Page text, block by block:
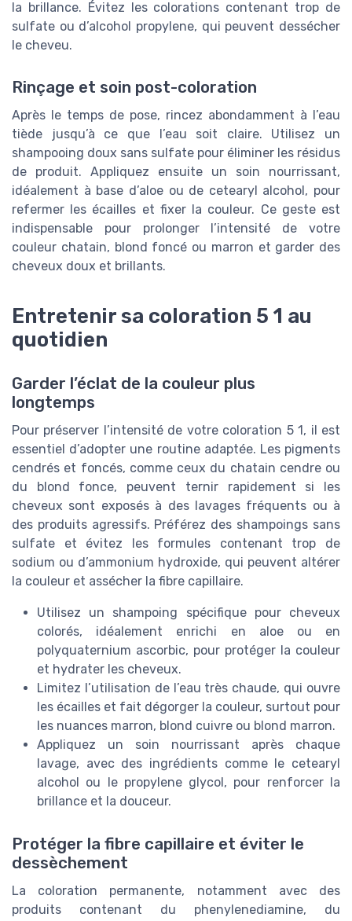
la brillance. Évitez les colorations contenant trop de
sulfate ou d’alcohol propylene, qui peuvent dessécher
le cheveu.
Rinçage et soin post-coloration
Après le temps de pose, rincez abondamment à l’eau
tiède jusqu’à ce que l’eau soit claire. Utilisez un
shampooing doux sans sulfate pour éliminer les résidus
de produit. Appliquez ensuite un soin nourrissant,
idéalement à base d’aloe ou de cetearyl alcohol, pour
refermer les écailles et fixer la couleur. Ce geste est
indispensable pour prolonger l’intensité de votre
couleur chatain, blond foncé ou marron et garder des
cheveux doux et brillants.
Entretenir sa coloration 5 1 au
quotidien
Garder l’éclat de la couleur plus
longtemps
Pour préserver l’intensité de votre coloration 5 1, il est
essentiel d’adopter une routine adaptée. Les pigments
cendrés et foncés, comme ceux du chatain cendre ou
du blond fonce, peuvent ternir rapidement si les
cheveux sont exposés à des lavages fréquents ou à
des produits agressifs. Préférez des shampoings sans
sulfate et évitez les formules contenant trop de
sodium ou d’ammonium hydroxide, qui peuvent altérer
la couleur et assécher la fibre capillaire.
Utilisez un shampoing spécifique pour cheveux
colorés, idéalement enrichi en aloe ou en
polyquaternium ascorbic, pour protéger la couleur
et hydrater les cheveux.
Limitez l’utilisation de l’eau très chaude, qui ouvre
les écailles et fait dégorger la couleur, surtout pour
les nuances marron, blond cuivre ou blond marron.
Appliquez un soin nourrissant après chaque
lavage, avec des ingrédients comme le cetearyl
alcohol ou le propylene glycol, pour renforcer la
brillance et la douceur.
Protéger la fibre capillaire et éviter le
dessèchement
La coloration permanente, notamment avec des
produits contenant du phenylenediamine, du